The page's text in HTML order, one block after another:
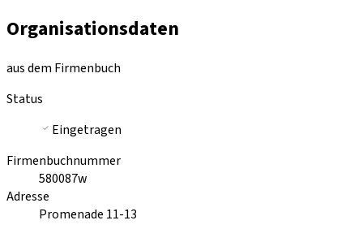
Organisationsdaten
aus dem Firmenbuch
Status
Eingetragen
Firmenbuchnummer
580087w
Adresse
Promenade 11-13